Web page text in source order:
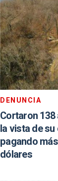
DENUNCIA
Cortaron
la vista de
pagando
dólares